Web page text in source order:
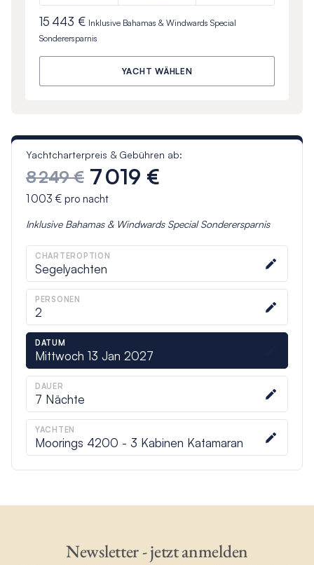
15 443 € Inklusive Bahamas & Windwards Special
Sonderersparnis
YACHT WÄHLEN
Yachtcharterpreis & Gebühren ab:
8 249 € 7 019 €
1 003 €pro nacht
Inklusive Bahamas & Windwards SpecialSonderersparnis
CHARTEROPTION
Segelyachten
PERSONEN
2
DATUM
Mittwoch 13 Jan 2027
DAUER
7 Nächte
YACHTEN
Moorings 4200 - 3 Kabinen Katamaran
Newsletter - jetzt anmelden